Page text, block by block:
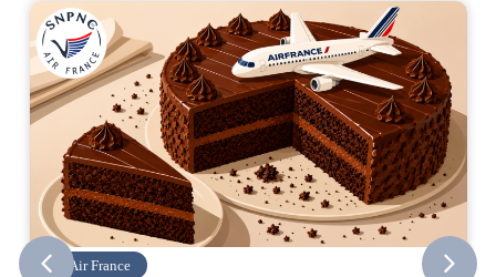
Air France